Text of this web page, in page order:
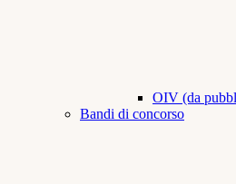
OIV (da
Bandi di concorso